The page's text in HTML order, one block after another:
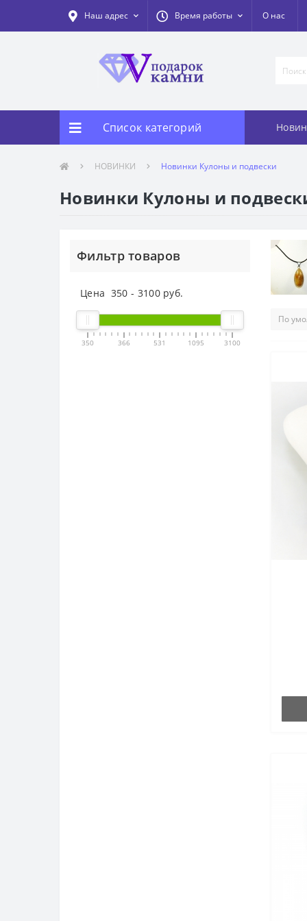
Наш адрес Время работы О нас
Список категорий
НОВИНКИ Новинки Кулоны и подвески
Новинки Кулоны и
Фильтр товаров
Цена 350 - 3100руб.
350 366 531 1095 3100